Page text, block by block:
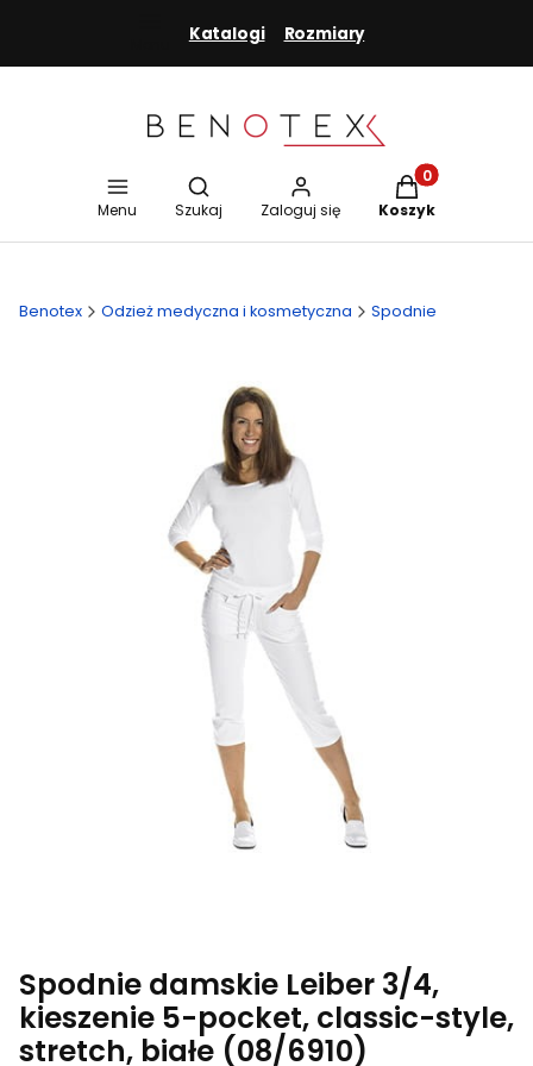
Katalogi Rozmiary
Menu
Otwórz wyszukiwarkę
Szukaj Zaloguj się
Produkty w
Koszyk
Benotex Odzież medyczna i kosmetyczna Spodnie
Spodnie damskie Leiber 3/4,
kieszenie 5-pocket, classic-style,
stretch, białe (08/6910)